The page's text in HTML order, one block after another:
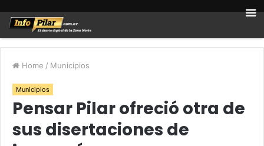
Home / Municipios
Municipios
Pensar Pilar ofreció otra de
sus disertaciones de